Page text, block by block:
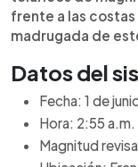
frente a las
madrugada de
Datos del
Fecha: 1 de
Hora: 2:55 a.m.
Magnitud